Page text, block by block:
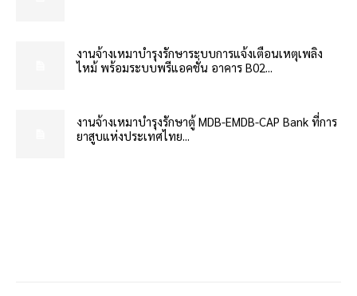
งานจ้างเหมาบำรุงรักษาระบบการแจ้งเตือนเหตุเพลิง
ไหม้ พร้อมระบบพรีแอคชั่น อาคาร B02...
งานจ้างเหมาบำรุงรักษาตู้ MDB-EMDB-CAP Bank ที่การ
ยาสูบแห่งประเทศไทย...